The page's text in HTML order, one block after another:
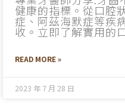
健康的指標。從口腔
症、阿茲海默症等疾
收。立即了解實用的
READ MORE »
2023 年 7 月 28 日